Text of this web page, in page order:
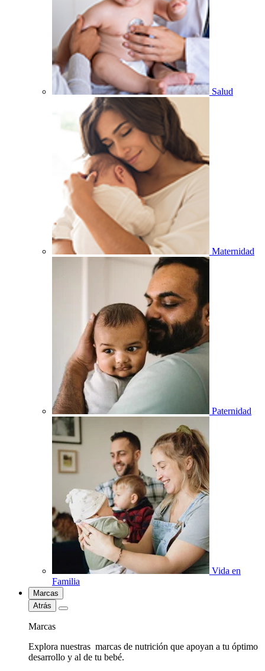
Salud
Maternidad
Paternidad
Vida en
Familia
Marcas
Atrás
Marcas
Explora nuestras marcas de nutrición que apoyan a tu óptimo
desarrollo y al de tu bebé.